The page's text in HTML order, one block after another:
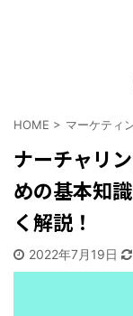
HOME > マーケティ
ナーチャリ
めの基本知
く解説！
2022年7月19日